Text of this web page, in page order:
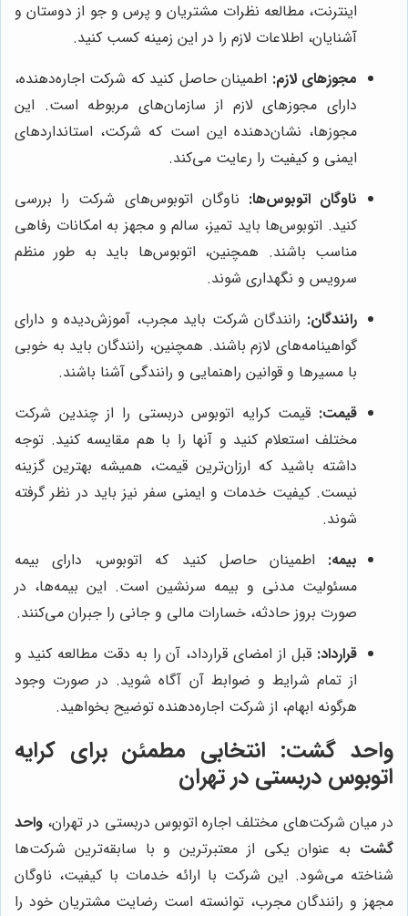
اینترنت، مطالعه نظرات مشتریان و پرس و جو از دوستان و
آشنایان، اطلاعات لازم را در این زمینه کسب کنید.
مجوزهای لازم: اطمینان حاصل کنید که شرکت اجاره‌دهنده،
دارای مجوزهای لازم از سازمان‌های مربوطه است. این
مجوزها، نشان‌دهنده این است که شرکت، استانداردهای
ایمنی و کیفیت را رعایت می‌کند.
ناوگان اتوبوس‌ها: ناوگان اتوبوس‌های شرکت را بررسی
کنید. اتوبوس‌ها باید تمیز، سالم و مجهز به امکانات رفاهی
مناسب باشند. همچنین، اتوبوس‌ها باید به طور منظم
سرویس و نگهداری شوند.
رانندگان: رانندگان شرکت باید مجرب، آموزش‌دیده و دارای
گواهینامه‌های لازم باشند. همچنین، رانندگان باید به خوبی
با مسیرها و قوانین راهنمایی و رانندگی آشنا باشند.
قیمت: قیمت کرایه اتوبوس دربستی را از چندین شرکت
مختلف استعلام کنید و آنها را با هم مقایسه کنید. توجه
داشته باشید که ارزان‌ترین قیمت، همیشه بهترین گزینه
نیست. کیفیت خدمات و ایمنی سفر نیز باید در نظر گرفته
شوند.
بیمه: اطمینان حاصل کنید که اتوبوس، دارای بیمه
مسئولیت مدنی و بیمه سرنشین است. این بیمه‌ها، در
صورت بروز حادثه، خسارات مالی و جانی را جبران می‌کنند.
قرارداد: قبل از امضای قرارداد، آن را به دقت مطالعه کنید و
از تمام شرایط و ضوابط آن آگاه شوید. در صورت وجود
هرگونه ابهام، از شرکت اجاره‌دهنده توضیح بخواهید.
واحد گشت: انتخابی مطمئن برای کرایه
اتوبوس دربستی در تهران
در میان شرکت‌های مختلف اجاره اتوبوس دربستی در تهران، واحد
گشت به عنوان یکی از معتبرترین و با سابقه‌ترین شرکت‌ها
شناخته می‌شود. این شرکت با ارائه خدمات با کیفیت، ناوگان
مجهز و رانندگان مجرب، توانسته است رضایت مشتریان خود را